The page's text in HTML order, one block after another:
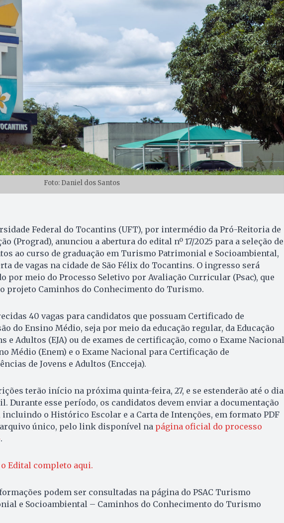
Foto: Daniel dos Santos
Federal do Tocantins (UFT), por intermédio da Pró-Reitoria de
(Prograd), anunciou a abertura do edital nº 17/2025 para a seleção de
ao curso de graduação em Turismo Patrimonial e Socioambiental,
de vagas na cidade de São Félix do Tocantins. O ingresso será
por meio do Processo Seletivo por Avaliação Curricular (Psac), que
projeto Caminhos do Conhecimento do Turismo.
40 vagas para candidatos que possuam Certificado de
do Ensino Médio, seja por meio da educação regular, da Educação
e Adultos (EJA) ou de exames de certificação, como o Exame Nacional
Médio (Enem) e o Exame Nacional para Certificação de
de Jovens e Adultos (Encceja).
terão início na próxima quinta-feira, 27, e se estenderão até o dia
Durante esse período, os candidatos devem enviar a documentação
incluindo o Histórico Escolar e a Carta de Intenções, em formato PDF
único, pelo link disponível na página oficial do processo
.
Edital completo aqui.
podem ser consultadas na página do PSAC Turismo
e Socioambiental – Caminhos do Conhecimento do Turismo